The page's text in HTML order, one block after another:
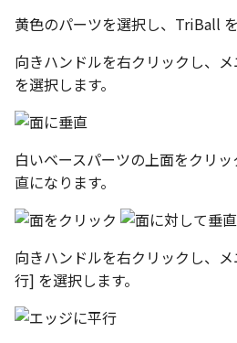
黄色のパーツを選択し、TriBall を
向きハンドルを右クリックし、
を選択します。
白いベースパーツの上面をクリ
直になります。
向きハンドルを右クリックし、
行] を選択します。